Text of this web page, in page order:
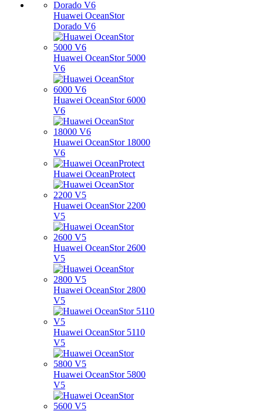
Huawei OceanStor
Dorado V6
Huawei OceanStor 5000
V6
Huawei OceanStor 6000
V6
Huawei OceanStor 18000
V6
Huawei OceanProtect
Huawei OceanStor 2200
V5
Huawei OceanStor 2600
V5
Huawei OceanStor 2800
V5
Huawei OceanStor 5110
V5
Huawei OceanStor 5800
V5